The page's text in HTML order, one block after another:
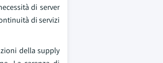
di server
di servizi
della supply